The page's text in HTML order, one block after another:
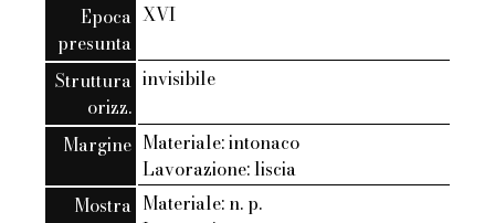
Epoca
presunta
XVI
Struttura
orizz.
invisibile
Margine Materiale: intonaco
Lavorazione: liscia
Mostra Materiale: n. p.